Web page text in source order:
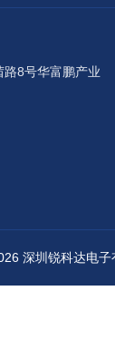
8号华富鹏产业
深圳锐科达电